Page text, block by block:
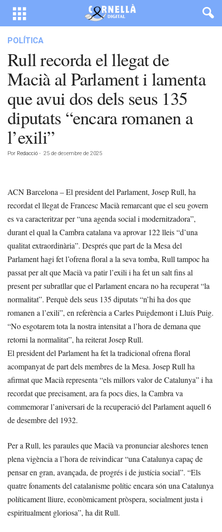
POLÍTICA
Rull recorda el llegat de
Macià al Parlament i lamenta
que avui dos dels seus 135
diputats “encara romanen a
l’exili”
Por Redacció - 25 de desembre de 2025
ACN Barcelona – El president del Parlament, Josep Rull, ha
recordat el llegat de Francesc Macià remarcant que el seu govern
es va caracteritzar per “una agenda social i modernitzadora”,
durant el qual la Cambra catalana va aprovar 122 lleis “d’una
qualitat extraordinària”. Després que part de la Mesa del
Parlament hagi fet l’ofrena floral a la seva tomba, Rull tampoc ha
passat per alt que Macià va patir l’exili i ha fet un salt fins al
present per subratllar que el Parlament encara no ha recuperat “la
normalitat”. Perquè dels seus 135 diputats “n’hi ha dos que
romanen a l’exili”, en referència a Carles Puigdemont i Lluís Puig.
“No esgotarem tota la nostra intensitat a l’hora de demana que
retorni la normalitat”, ha reiterat Josep Rull.
El president del Parlament ha fet la tradicional ofrena floral
acompanyat de part dels membres de la Mesa. Josep Rull ha
afirmat que Macià representa “els millors valor de Catalunya” i ha
recordat que precisament, ara fa pocs dies, la Cambra va
commemorar l’aniversari de la recuperació del Parlament aquell 6
de desembre del 1932.
Per a Rull, les paraules que Macià va pronunciar aleshores tenen
plena vigència a l’hora de reivindicar “una Catalunya capaç de
pensar en gran, avançada, de progrés i de justícia social”. “Els
quatre fonaments del catalanisme polític encara són una Catalunya
políticament lliure, econòmicament pròspera, socialment justa i
espiritualment gloriosa”, ha dit Rull.